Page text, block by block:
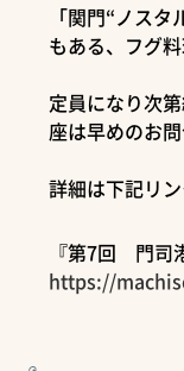
「関門“ノス
もある、フグ
定員になり次
座は早めのお
詳細は下記リ
『第7回 門司
https://